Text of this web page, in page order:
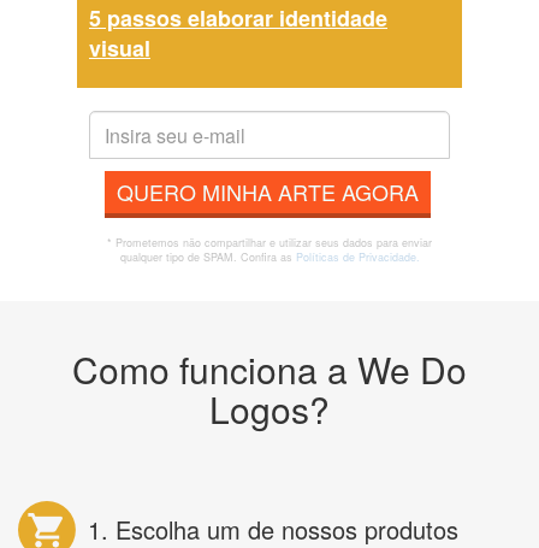
5 passos elaborar identidade
visual
QUERO MINHA ARTE AGORA
* Prometemos não compartilhar e utilizar seus dados para enviar
qualquer tipo de SPAM. Confira as Políticas de Privacidade.
Como funciona a We Do
Logos?
1. Escolha um de nossos produtos